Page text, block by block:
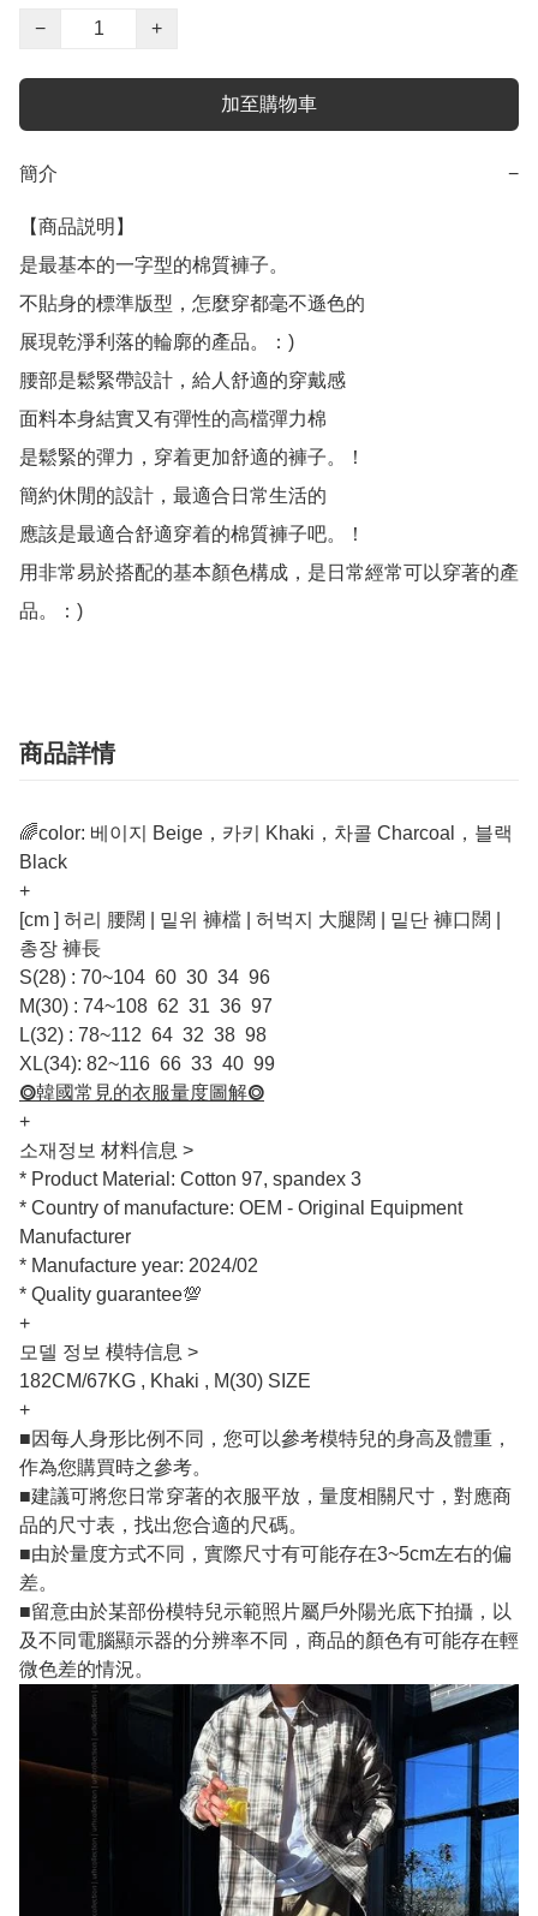
−
+
加至購物車
簡介 −
【商品説明】
是最基本的一字型的棉質褲子。
不貼身的標準版型，怎麼穿都毫不遜色的
展現乾淨利落的輪廓的產品。：)
腰部是鬆緊帶設計，給人舒適的穿戴感
面料本身結實又有彈性的高檔彈力棉
是鬆緊的彈力，穿着更加舒適的褲子。！
簡約休閒的設計，最適合日常生活的
應該是最適合舒適穿着的棉質褲子吧。！
用非常易於搭配的基本顏色構成，是日常經常可以穿著的產
品。：)
商品詳情
🌈color: 베이지 Beige，카키 Khaki，차콜 Charcoal，블랙
Black
+
[cm ] 허리 腰闊 | 밑위 褲檔 | 허벅지 大腿闊 | 밑단 褲口闊 |
총장 褲長
S(28) : 70~104 60 30 34 96
M(30) : 74~108 62 31 36 97
L(32) : 78~112 64 32 38 98
XL(34): 82~116 66 33 40 99
⭗韓國常見的衣服量度圖解⭗
+
소재정보 材料信息 >
* Product Material: Cotton 97, spandex 3
* Country of manufacture: OEM - Original Equipment
Manufacturer
* Manufacture year: 2024/02
* Quality guarantee💯
+
모델 정보 模特信息 >
182CM/67KG , Khaki , M(30) SIZE
+
■因每人身形比例不同，您可以參考模特兒的身高及體重，
作為您購買時之參考。
■建議可將您日常穿著的衣服平放，量度相關尺寸，對應商
品的尺寸表，找出您合適的尺碼。
■由於量度方式不同，實際尺寸有可能存在3~5cm左右的偏
差。
■留意由於某部份模特兒示範照片屬戶外陽光底下拍攝，以
及不同電腦顯示器的分辨率不同，商品的顏色有可能存在輕
微色差的情況。